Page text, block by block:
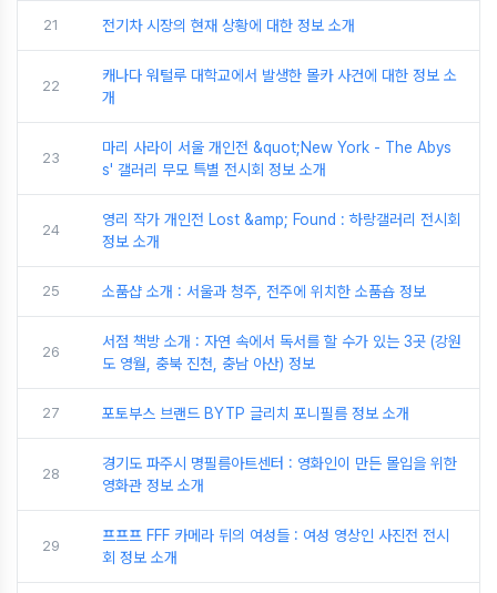
21 전기차 시장의 현재 상황에 대한 정보 소개
22
캐나다 워털루 대학교에서 발생한 몰카 사건에 대한 정보 소
개
23
마리 사라이 서울 개인전 &quot;New York - The Abys
s' 갤러리 무모 특별 전시회 정보 소개
24
영리 작가 개인전 Lost &amp; Found : 하랑갤러리 전시회
정보 소개
25 소품샵 소개 : 서울과 청주, 전주에 위치한 소품숍 정보
26
서점 책방 소개 : 자연 속에서 독서를 할 수가 있는 3곳 (강원
도 영월, 충북 진천, 충남 아산) 정보
27 포토부스 브랜드 BYTP 글리치 포니필름 정보 소개
28
경기도 파주시 명필름아트센터 : 영화인이 만든 몰입을 위한
영화관 정보 소개
29
프프프 FFF 카메라 뒤의 여성들 : 여성 영상인 사진전 전시
회 정보 소개